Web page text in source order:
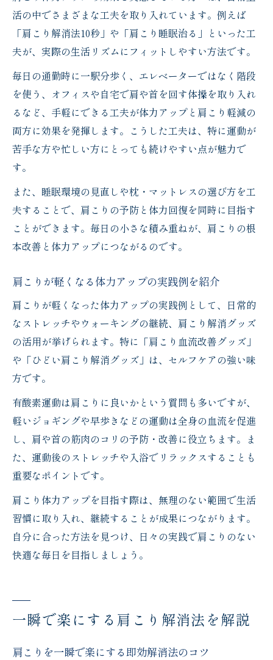
活の中でさまざまな工夫を取り入れています。例えば
「肩こり解消法10秒」や「肩こり睡眠治る」といった工
夫が、実際の生活リズムにフィットしやすい方法です。
毎日の通勤時に一駅分歩く、エレベーターではなく階段
を使う、オフィスや自宅で肩や首を回す体操を取り入れ
るなど、手軽にできる工夫が体力アップと肩こり軽減の
両方に効果を発揮します。こうした工夫は、特に運動が
苦手な方や忙しい方にとっても続けやすい点が魅力で
す。
また、睡眠環境の見直しや枕・マットレスの選び方を工
夫することで、肩こりの予防と体力回復を同時に目指す
ことができます。毎日の小さな積み重ねが、肩こりの根
本改善と体力アップにつながるのです。
肩こりが軽くなる体力アップの実践例を紹介
肩こりが軽くなった体力アップの実践例として、日常的
なストレッチやウォーキングの継続、肩こり解消グッズ
の活用が挙げられます。特に「肩こり血流改善グッズ」
や「ひどい肩こり解消グッズ」は、セルフケアの強い味
方です。
有酸素運動は肩こりに良いかという質問も多いですが、
軽いジョギングや早歩きなどの運動は全身の血流を促進
し、肩や首の筋肉のコリの予防・改善に役立ちます。ま
た、運動後のストレッチや入浴でリラックスすることも
重要なポイントです。
肩こり体力アップを目指す際は、無理のない範囲で生活
習慣に取り入れ、継続することが成果につながります。
自分に合った方法を見つけ、日々の実践で肩こりのない
快適な毎日を目指しましょう。
一瞬で楽にする肩こり解消法を解説
肩こりを一瞬で楽にする即効解消法のコツ